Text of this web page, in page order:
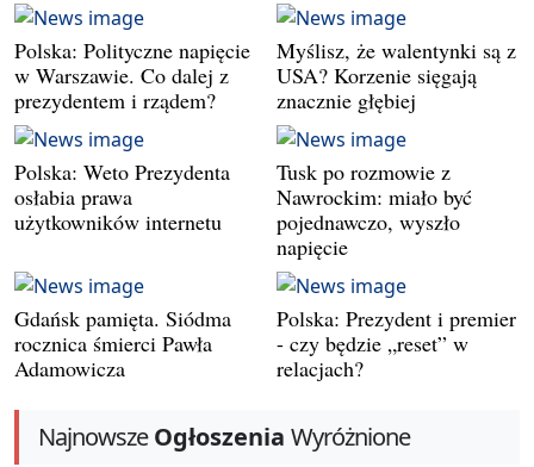
Polska: Polityczne napięcie
w Warszawie. Co dalej z
prezydentem i rządem?
Myślisz, że walentynki są z
USA? Korzenie sięgają
znacznie głębiej
Polska: Weto Prezydenta
osłabia prawa
użytkowników internetu
Tusk po rozmowie z
Nawrockim: miało być
pojednawczo, wyszło
napięcie
Gdańsk pamięta. Siódma
rocznica śmierci Pawła
Adamowicza
Polska: Prezydent i premier
- czy będzie „reset” w
relacjach?
NajnowszeOgłoszenia Wyróżnione